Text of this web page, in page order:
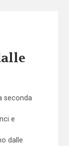
seconda
e
dalle